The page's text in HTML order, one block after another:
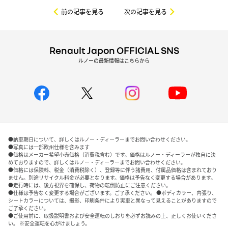
前の記事を見る 次の記事を見る
Renault Japon OFFICIAL SNS
ルノーの最新情報はこちらから
●納車期日について、詳しくはルノー・ディーラーまでお問い合わせください。
●写真には一部欧州仕様を含みます
●価格はメーカー希望小売価格（消費税含む）です。価格はルノー・ディーラーが独自に決
めておりますので、詳しくはルノー・ディーラーまでお問い合わせください。
●価格には保険料、税金（消費税除く）、登録等に伴う諸費用、付属品価格は含まれており
ません。別途リサイクル料金が必要となります。価格は予告なく変更する場合があります。
●走行時には、後方視界を確保し、荷物の転倒防止にご注意ください。
●仕様は予告なく変更する場合がございます。ご了承ください。 ●ボディカラー、内張り、
シートカラーについては、撮影、印刷条件により実車と異なって見えることがありますので
ご了承ください。
●ご使用前に、取扱説明書および安全運転のしおりを必ずお読みの上、正しくお使いくださ
い。 ※安全運転を心がけましょう。